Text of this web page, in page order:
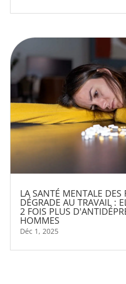
LA SANTÉ MENTALE DES
DÉGRADE AU TRAVAIL :
2 FOIS PLUS
HOMMES
Déc 1, 2025